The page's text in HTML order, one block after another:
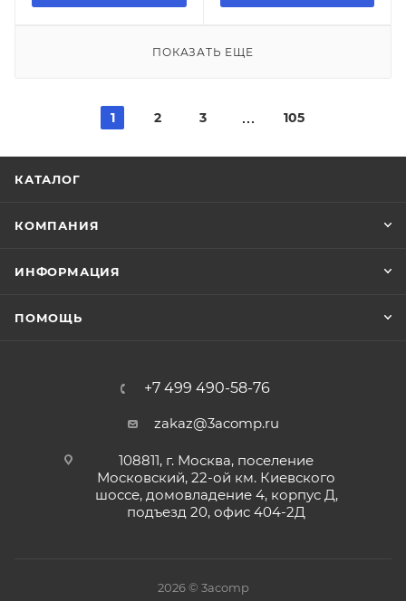
ПОКАЗАТЬ ЕЩЕ
1 2 3 105
КАТАЛОГ
КОМПАНИЯ
ИНФОРМАЦИЯ
ПОМОЩЬ
+7 499 490-58-76
zakaz@3acomp.ru
108811, г. Москва, поселение
Московский, 22-ой км. Киевского
шоссе, домовладение 4, корпус Д,
подъезд 20, офис 404-2Д
2026 © 3acomp